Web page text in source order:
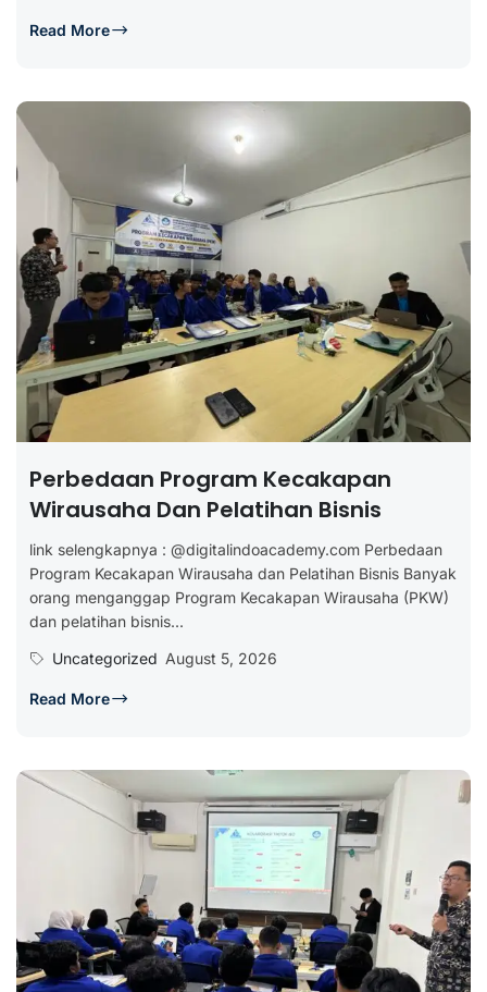
Read More
Perbedaan Program Kecakapan
Wirausaha Dan Pelatihan Bisnis
link selengkapnya : @digitalindoacademy.com Perbedaan
Program Kecakapan Wirausaha dan Pelatihan Bisnis Banyak
orang menganggap Program Kecakapan Wirausaha (PKW)
dan pelatihan bisnis...
Uncategorized August 5, 2026
Read More